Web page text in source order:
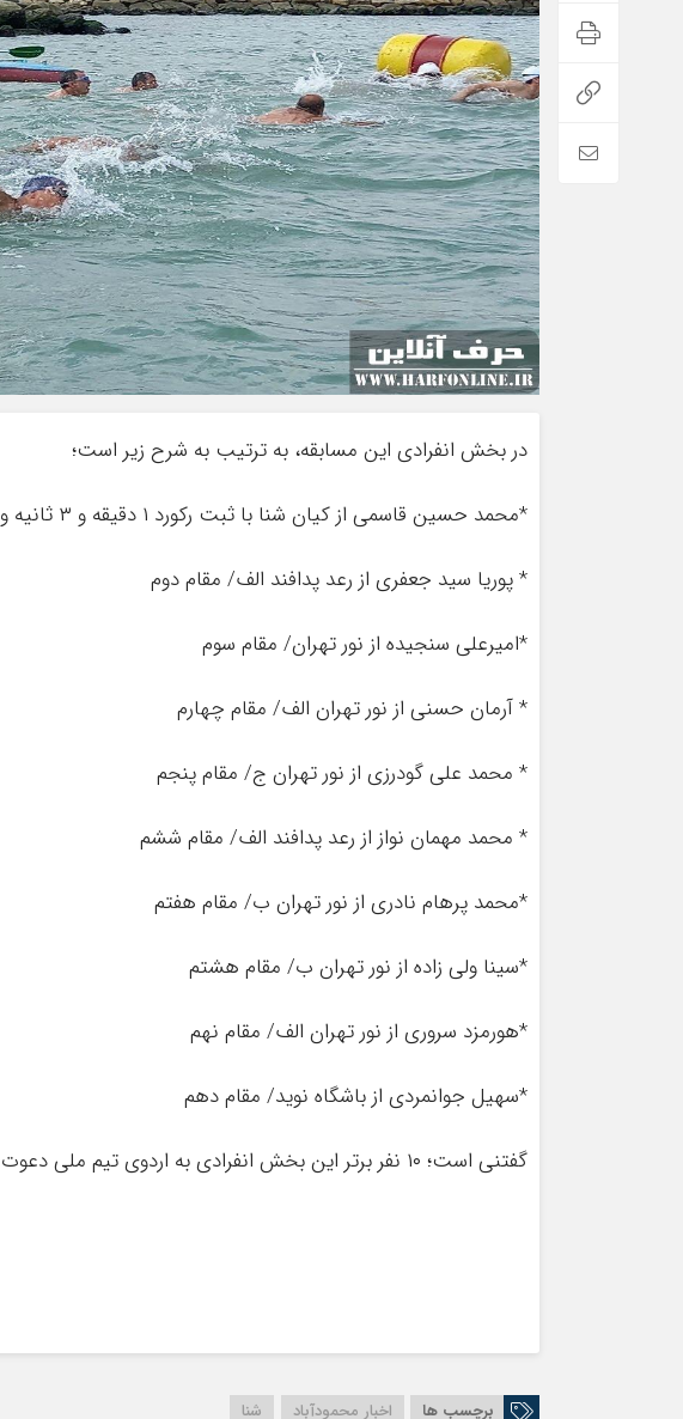
در بخش انفرادی این مسابقه، به ترتیب به شرح زیر است؛
*محمد حسین قاسمی از کیان شنا با ثبت رکورد ۱ دقیقه و ۳ ثانیه و ۲۹ صدم ثانیه/مقام اول
* پوریا سید جعفری از رعد پدافند الف/ مقام دوم
*امیرعلی سنجیده از نور تهران/ مقام سوم
* آرمان حسنی از نور تهران الف/ مقام چهارم
* محمد علی گودرزی از نور تهران ج/ مقام پنجم
* محمد مهمان نواز از رعد پدافند الف/ مقام ششم
*محمد پرهام نادری از نور تهران ب/ مقام هفتم
*سینا ولی زاده از نور تهران ب/ مقام هشتم
*هورمزد سروری از نور تهران الف/ مقام نهم
*سهیل جوانمردی از باشگاه نوید/ مقام دهم
گفتنی است؛ ۱۰ نفر برتر این بخش انفرادی به اردوی تیم ملی دعوت خواهند شد.
برچسب ها اخبار محمودآباد شنا